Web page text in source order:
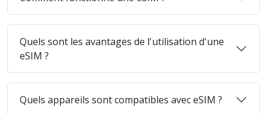
Quels sont les avantages de l'utilisation d'une
eSIM ?
Quels appareils sont compatibles avec eSIM ?